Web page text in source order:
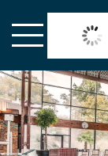
22